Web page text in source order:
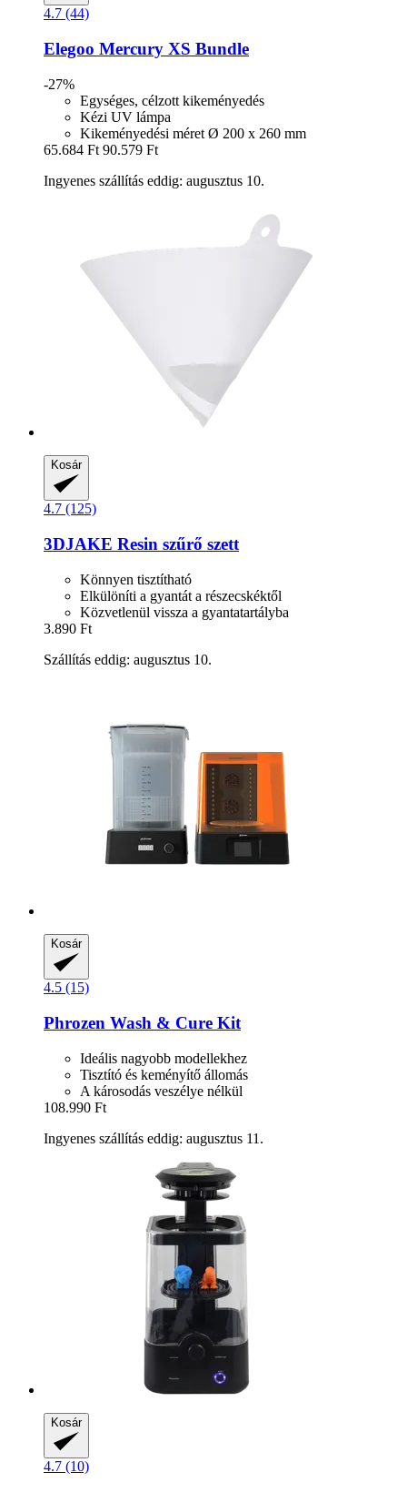
4.7 (44)
Elegoo Mercury XS Bundle
-27%
Egységes, célzott kikeményedés
Kézi UV lámpa
Kikeményedési méret Ø 200 x 260 mm
65.684 Ft 90.579 Ft
Ingyenes szállítás eddig: augusztus 10.
Kosár
4.7 (125)
3DJAKE Resin szűrő szett
Könnyen tisztítható
Elkülöníti a gyantát a részecskéktől
Közvetlenül vissza a gyantatartályba
3.890 Ft
Szállítás eddig: augusztus 10.
Kosár
4.5 (15)
Phrozen Wash & Cure Kit
Ideális nagyobb modellekhez
Tisztító és keményítő állomás
A károsodás veszélye nélkül
108.990 Ft
Ingyenes szállítás eddig: augusztus 11.
Kosár
4.7 (10)